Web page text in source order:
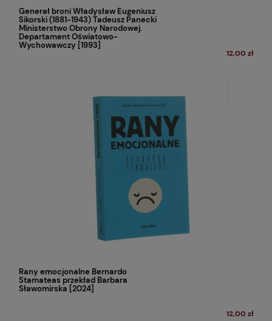
Generał broni Władysław Eugeniusz
Sikorski (1881-1943) Tadeusz Panecki
Ministerstwo Obrony Narodowej.
Departament Oświatowo-
Wychowawczy [1993]
12,00 zł
Rany emocjonalne Bernardo
Stamateas przekład Barbara
Sławomirska [2024]
12,00 zł